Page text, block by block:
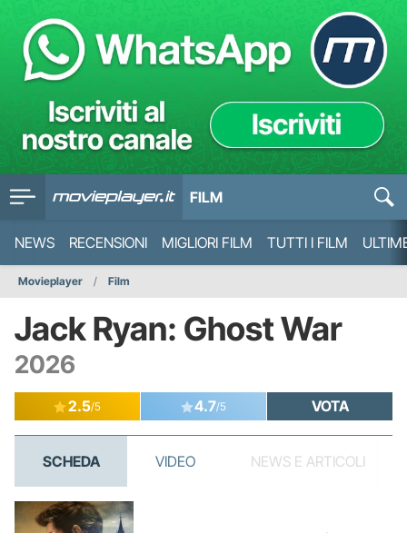
FILM
NEWS RECENSIONI MIGLIORI FILM TUTTI I FILM
Movieplayer Film
Jack Ryan: Ghost War
2026
2.5/5 4.7/5 VOTA
SCHEDA VIDEO NEWS E ARTICOLI